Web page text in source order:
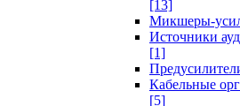
[13]
Микшеры-
Источники
[1]
Кабельные
[5]